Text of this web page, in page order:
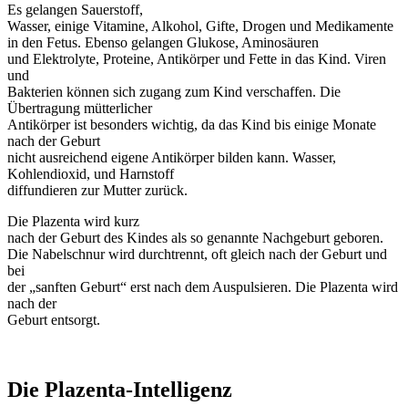
Es gelangen Sauerstoff,
Wasser, einige Vitamine, Alkohol, Gifte, Drogen und Medikamente
in den Fetus. Ebenso gelangen Glukose, Aminosäuren
und Elektrolyte, Proteine, Antikörper und Fette in das Kind. Viren
und
Bakterien können sich zugang zum Kind verschaffen. Die
Übertragung mütterlicher
Antikörper ist besonders wichtig, da das Kind bis einige Monate
nach der Geburt
nicht ausreichend eigene Antikörper bilden kann. Wasser,
Kohlendioxid, und Harnstoff
diffundieren zur Mutter zurück.
Die Plazenta wird kurz
nach der Geburt des Kindes als so genannte Nachgeburt geboren.
Die Nabelschnur wird durchtrennt, oft gleich nach der Geburt und
bei
der „sanften Geburt“ erst nach dem Auspulsieren. Die Plazenta wird
nach der
Geburt entsorgt.
Die Plazenta-Intelligenz